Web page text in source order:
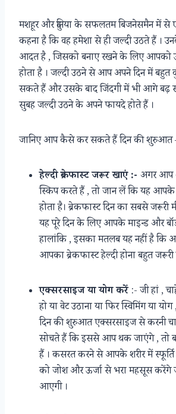
मशहूर और दुनिया के सफलतम बिजनेसमैन में से
कहना है कि वह हमेशा से ही जल्दी उठते हैं ।
आदत है , जिसको बनाए रखने के लिए आपको
होता है । जल्दी उठने से आप अपने दिन में
सकते हैं और उसके बाद जिंदगी में भी आगे बढ़
सुबह जल्दी उठने के अपने फायदे होते हैं ।
जानिए आप कैसे कर सकते हैं दिन की शुरुआत
हेल्दी ब्रेकफास्ट जरूर खाएं :- अगर आप
स्किप करते हैं , तो जान लें कि यह आपके
होता है। ब्रेकफास्ट दिन का सबसे जरूरी
यह पूरे दिन के लिए आपके माइन्ड और
हालांकि , इसका मतलब यह नहीं है कि
आपका ब्रेकफास्ट हेल्दी होना बहुत जरूरी
एक्सरसाइज या योग करें:- जी हां ,
हो या वेट उठाना या फिर स्विमिंग या
दिन की शुरुआत एक्सरसाइज से करनी
सोचते हैं कि इससे आप थक जाएंगे , तो
हैं । कसरत करने से आपके शरीर में
को जोश और ऊर्जा से भरा महसूस करेंगे
आएगी ।